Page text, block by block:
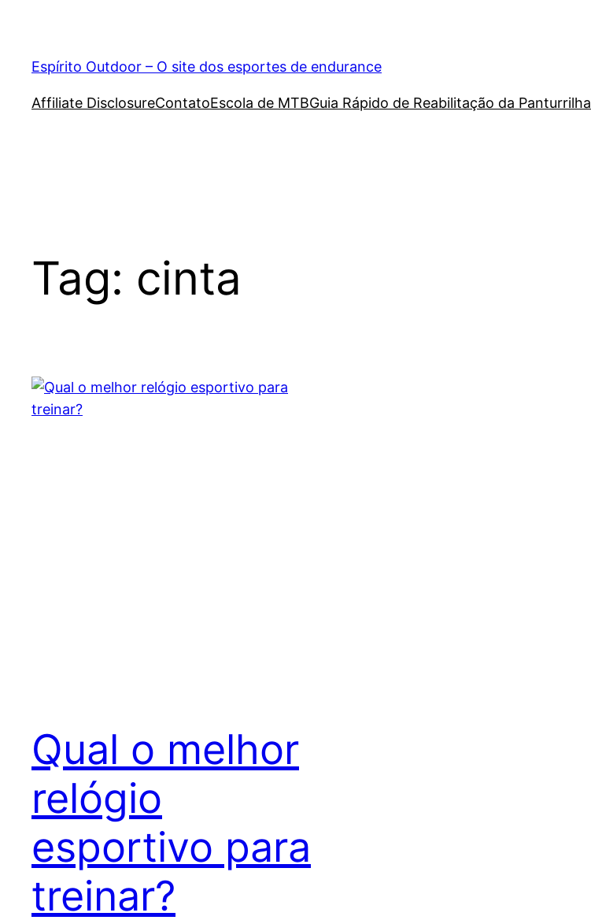
Espírito Outdoor – O site dos esportes de endurance
Affiliate DisclosureContatoEscola de MTBGuia Rápido de Reabilitação da Panturrilha
Tag: cinta
Qual o melhor
relógio
esportivo para
treinar?